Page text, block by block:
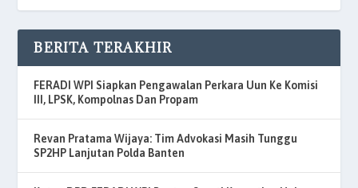
BERITA TERAKHIR
FERADI WPI Siapkan Pengawalan Perkara Uun Ke Komisi
III, LPSK, Kompolnas Dan Propam
Revan Pratama Wijaya: Tim Advokasi Masih Tunggu
SP2HP Lanjutan Polda Banten